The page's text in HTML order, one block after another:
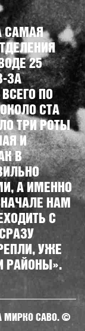
САМАЯ
25
ЗА
ПО
СТА
ТРИ РОТЫ
И
В
А ИМЕННО
НАМ
С
УЖЕ
РАЙОНЫ».
МИРКО САВО. ©